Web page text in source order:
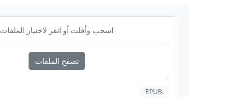
اسحب وأفلت أو انقر لاختيار الملفات
تصفح الملفات
.EPUB